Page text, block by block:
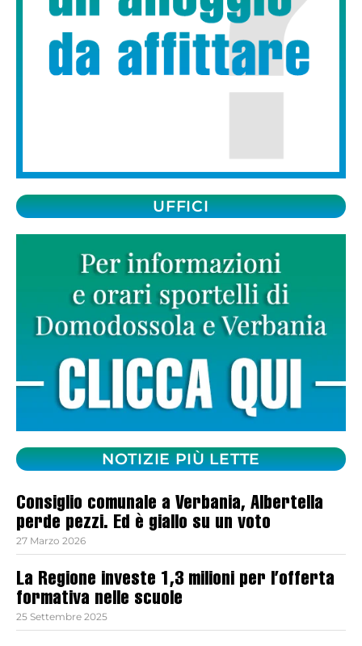
UFFICI
NOTIZIE PIÙ LETTE
Consiglio comunale a Verbania, Albertella
perde pezzi. Ed è giallo su un voto
27 Marzo 2026
La Regione investe 1,3 milioni per l’offerta
formativa nelle scuole
25 Settembre 2025